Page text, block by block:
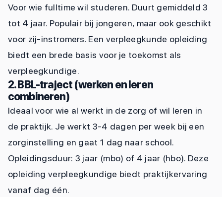
Voor wie fulltime wil studeren. Duurt gemiddeld 3
tot 4 jaar. Populair bij jongeren, maar ook geschikt
voor zij-instromers. Een verpleegkunde opleiding
biedt een brede basis voor je toekomst als
verpleegkundige.
2. BBL-traject (werken en leren
combineren)
Ideaal voor wie al werkt in de zorg of wil leren in
de praktijk. Je werkt 3-4 dagen per week bij een
zorginstelling en gaat 1 dag naar school.
Opleidingsduur: 3 jaar (mbo) of 4 jaar (hbo). Deze
opleiding verpleegkundige biedt praktijkervaring
vanaf dag één.